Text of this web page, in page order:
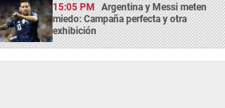
15:05 PM Argentina y Messi meten
miedo: Campaña perfecta y otra
exhibición